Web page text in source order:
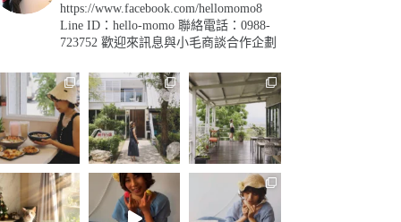
https://www.facebook.com/hellomomo8
Line ID：hello-momo聯絡電話：0988-
723752歡迎來訊息與小毛商談合作企劃